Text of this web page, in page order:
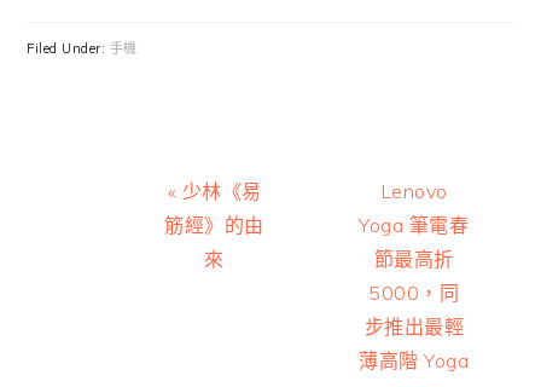
Filed Under: 手機
Previous
Post:
« 少林《易
筋經》的由
來
Next
Post:
Lenovo
Yoga 筆電春
節最高折
5000，同
步推出最輕
薄高階 Yoga